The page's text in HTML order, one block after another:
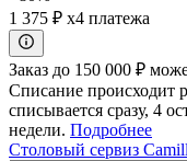
1 375 ₽ x4 платежа
Заказ до 150 000 ₽
Списание происходит
списывается сразу, 4
недели. Подробнее
Столовый сервиз